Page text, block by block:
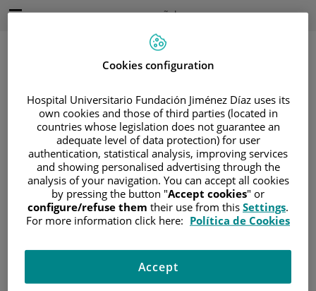
Buscar
Selector
de
idioma
Idioma
Español
Inicio/ÁREA DEL PACIENTE
/SOBRE EL CÁNCER
INFORMACIÓN Y SOPORTE AL PACIENTE
/TIPOS DE CÁNCER
/PÁNCREAS/DIAGNÓSTICO
Diagnóstico
Cookies configuration
Hospital Universitario Fundación Jiménez Díaz uses its
own cookies and those of third parties (located in
countries whose legislation does not guarantee an
adequate level of data protection) for user
authentication, statistical analysis, improving services
and showing personalised advertising through the
analysis of your navigation. You can accept all cookies
by pressing the button "Accept cookies" or
configure/refuse them their use from this Settings.
For more information click here: Política de Cookies
Accept